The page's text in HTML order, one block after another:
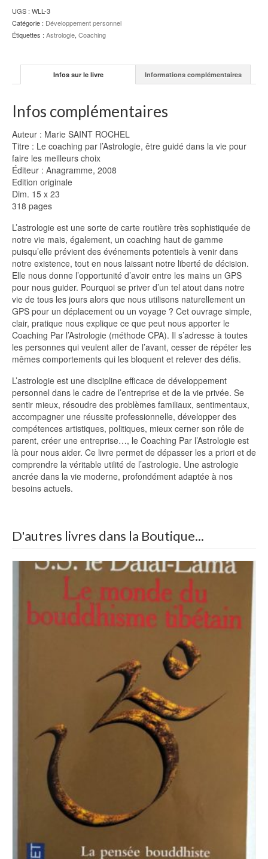
-
Marie
SAINT
UGS : WLL-3
Catégorie : Développement personnel
Étiquettes : Astrologie, Coaching
Infos sur le livre Informations complémentaires
Infos complémentaires
Auteur : Marie SAINT ROCHEL
Titre : Le coaching par l’Astrologie, être guidé dans la vie pour
faire les meilleurs choix
Éditeur : Anagramme, 2008
Edition originale
Dim. 15 x 23
318 pages
L’astrologie est une sorte de carte routière très sophistiquée de
notre vie mais, également, un coaching haut de gamme
puisqu’elle prévient des événements potentiels à venir dans
notre existence, tout en nous laissant notre liberté de décision.
Elle nous donne l’opportunité d’avoir entre les mains un GPS
pour nous guider. Pourquoi se priver d’un tel atout dans notre
vie de tous les jours alors que nous utilisons naturellement un
GPS pour un déplacement ou un voyage ? Cet ouvrage simple,
clair, pratique nous explique ce que peut nous apporter le
Coaching Par l’Astrologie (méthode CPA). Il s’adresse à toutes
les personnes qui veulent aller de l’avant, cesser de répéter les
mêmes comportements qui les bloquent et relever des défis.
L’astrologie est une discipline efficace de développement
personnel dans le cadre de l’entreprise et de la vie privée. Se
sentir mieux, résoudre des problèmes familiaux, sentimentaux,
accompagner une réussite professionnelle, développer des
compétences artistiques, politiques, mieux cerner son rôle de
parent, créer une entreprise…, le Coaching Par l’Astrologie est
là pour nous aider. Ce livre permet de dépasser les a priori et de
comprendre la véritable utilité de l’astrologie. Une astrologie
ancrée dans la vie moderne, profondément adaptée à nos
besoins actuels.
D'autres livres dans la Boutique...